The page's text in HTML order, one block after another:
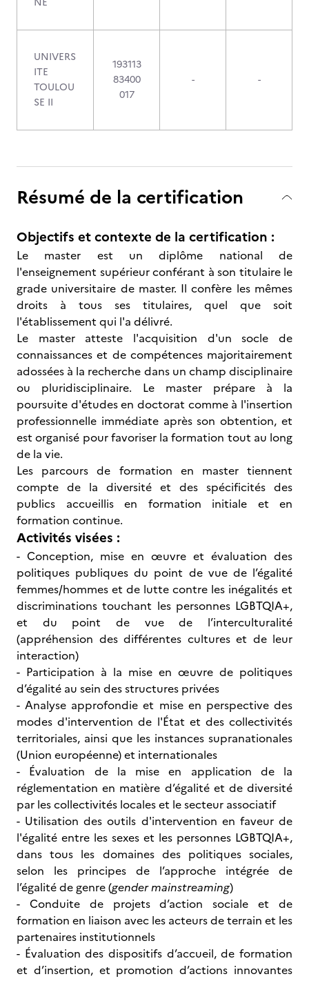
UNIVERS
ITE
TOULOU
SE II
193113
83400
017
- -
Résumé de la certification
Objectifs et contexte de la certification :
Le master est un diplôme national de
l'enseignement supérieur conférant à son titulaire le
grade universitaire de master. Il confère les mêmes
droits à tous ses titulaires, quel que soit
l'établissement qui l'a délivré.
Le master atteste l'acquisition d'un socle de
connaissances et de compétences majoritairement
adossées à la recherche dans un champ disciplinaire
ou pluridisciplinaire. Le master prépare à la
poursuite d'études en doctorat comme à l'insertion
professionnelle immédiate après son obtention, et
est organisé pour favoriser la formation tout au long
de la vie.
Les parcours de formation en master tiennent
compte de la diversité et des spécificités des
publics accueillis en formation initiale et en
formation continue.
Activités visées :
- Conception, mise en œuvre et évaluation des
politiques publiques du point de vue de l’égalité
femmes/hommes et de lutte contre les inégalités et
discriminations touchant les personnes LGBTQIA+,
et du point de vue de l’interculturalité
(appréhension des différentes cultures et de leur
interaction)
- Participation à la mise en œuvre de politiques
d’égalité au sein des structures privées
- Analyse approfondie et mise en perspective des
modes d'intervention de l'État et des collectivités
territoriales, ainsi que les instances supranationales
(Union européenne) et internationales
- Évaluation de la mise en application de la
réglementation en matière d’égalité et de diversité
par les collectivités locales et le secteur associatif
- Utilisation des outils d'intervention en faveur de
l'égalité entre les sexes et les personnes LGBTQIA+,
dans tous les domaines des politiques sociales,
selon les principes de l’approche intégrée de
l’égalité de genre (gender mainstreaming)
- Conduite de projets d’action sociale et de
formation en liaison avec les acteurs de terrain et les
partenaires institutionnels
- Évaluation des dispositifs d’accueil, de formation
et d’insertion, et promotion d’actions innovantes